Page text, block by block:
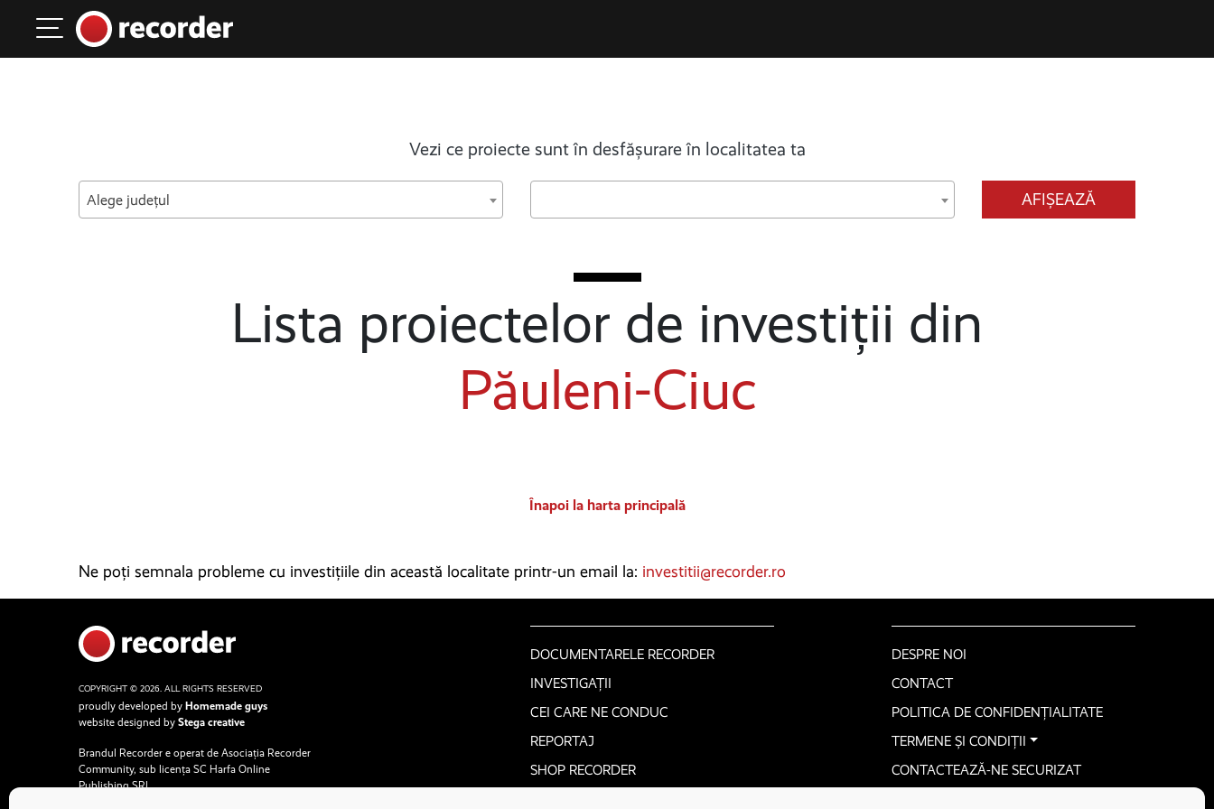
Main Navigation
Vezi ce proiecte sunt în desfășurare în localitatea ta
Alege județul AFIȘEAZĂ
Lista proiectelor de investiții din
Păuleni-Ciuc
Înapoi la harta principală
Ne poți semnala probleme cu investițiile din această localitate printr-un email la: investitii@recorder.ro
COPYRIGHT © 2026. ALL RIGHTS RESERVED
proudly developed by Homemade guys
website designed by Stega creative
Brandul Recorder e operat de Asociația Recorder
Community, sub licența SC Harfa Online
Publishing SRL.
DOCUMENTARELE RECORDER
INVESTIGAȚII
CEI CARE NE CONDUC
REPORTAJ
SHOP RECORDER
DESPRE NOI
CONTACT
POLITICA DE CONFIDENȚIALITATE
TERMENE ȘI CONDIȚII
CONTACTEAZĂ-NE SECURIZAT